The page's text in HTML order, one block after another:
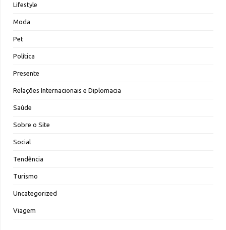
Lifestyle
Moda
Pet
Política
Presente
Relações Internacionais e Diplomacia
Saúde
Sobre o Site
Social
Tendência
Turismo
Uncategorized
Viagem